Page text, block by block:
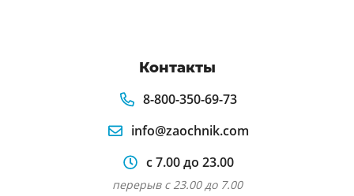
Контакты
8-800-350-69-73
info@zaochnik.com
с 7.00 до 23.00
перерыв с 23.00 до 7.00